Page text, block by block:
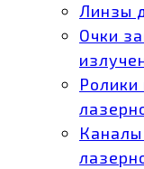
Линзы
Очки